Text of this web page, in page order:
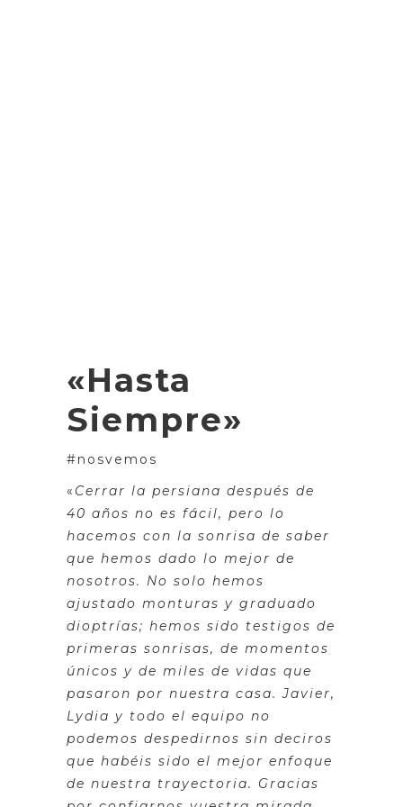
«Hasta
Siempre»
#nosvemos
« Cerrar la persiana después de
40 años no es fácil, pero lo
hacemos con la sonrisa de saber
que hemos dado lo mejor de
nosotros. No solo hemos
ajustado monturas y graduado
dioptrías; hemos sido testigos de
primeras sonrisas, de momentos
únicos y de miles de vidas que
pasaron por nuestra casa. Javier,
Lydia y todo el equipo no
podemos despedirnos sin deciros
que habéis sido el mejor enfoque
de nuestra trayectoria. Gracias